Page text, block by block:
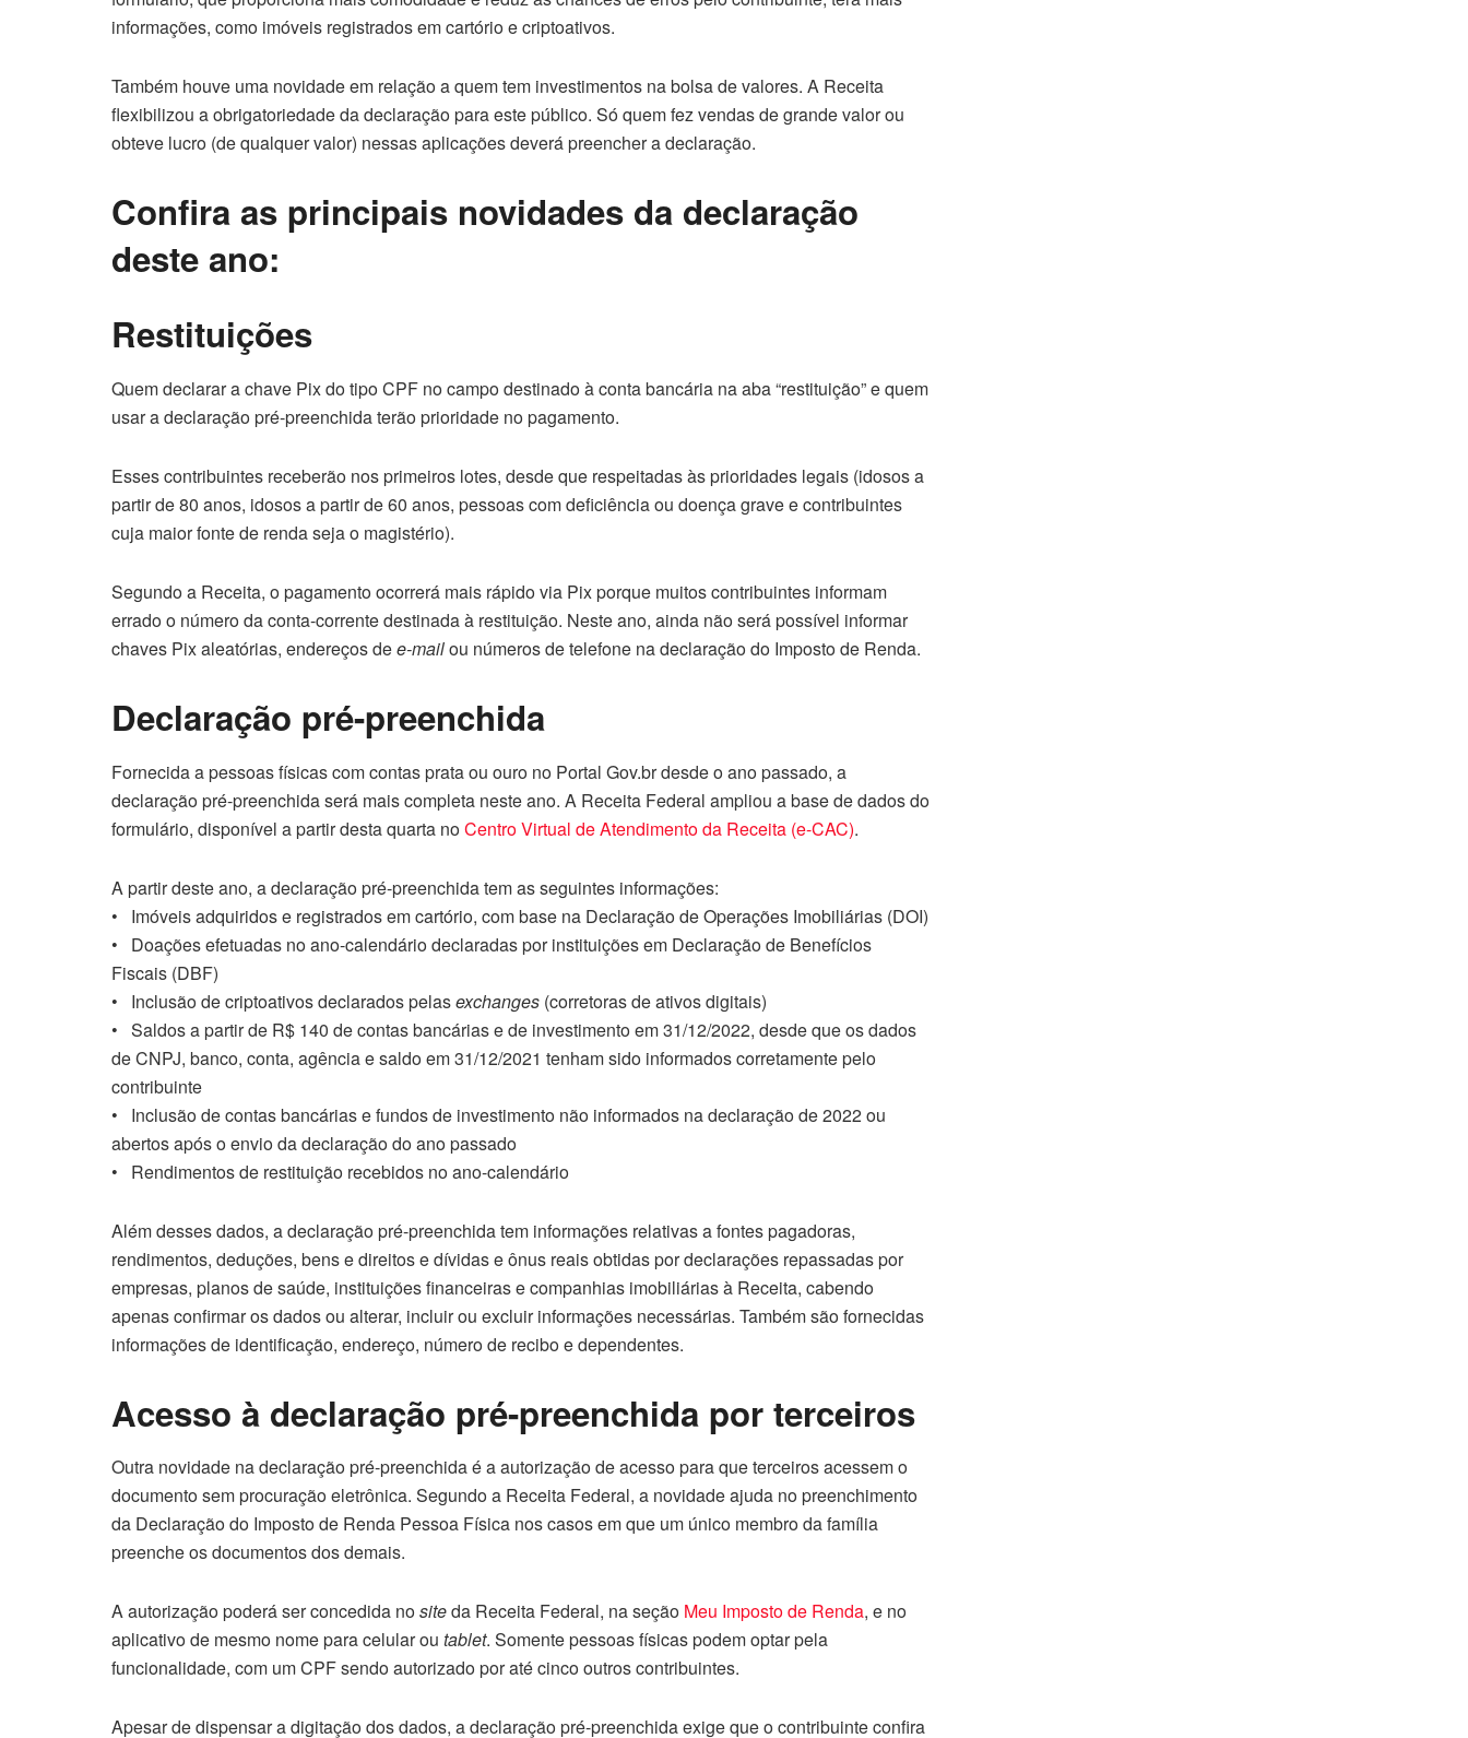
informações, como imóveis registrados em cartório e criptoativos.
Também houve uma novidade em relação a quem tem investimentos na bolsa de valores. A Receita
flexibilizou a obrigatoriedade da declaração para este público. Só quem fez vendas de grande valor ou
obteve lucro (de qualquer valor) nessas aplicações deverá preencher a declaração.
Confira as principais novidades da declaração
deste ano:
Restituições
Quem declarar a chave Pix do tipo CPF no campo destinado à conta bancária na aba “restituição” e quem
usar a declaração pré-preenchida terão prioridade no pagamento.
Esses contribuintes receberão nos primeiros lotes, desde que respeitadas às prioridades legais (idosos a
partir de 80 anos, idosos a partir de 60 anos, pessoas com deficiência ou doença grave e contribuintes
cuja maior fonte de renda seja o magistério).
Segundo a Receita, o pagamento ocorrerá mais rápido via Pix porque muitos contribuintes informam
errado o número da conta-corrente destinada à restituição. Neste ano, ainda não será possível informar
chaves Pix aleatórias, endereços dee-mailou números de telefone na declaração do Imposto de Renda.
Declaração pré-preenchida
Fornecida a pessoas físicas com contas prata ou ouro no Portal Gov.br desde o ano passado, a
declaração pré-preenchida será mais completa neste ano. A Receita Federal ampliou a base de dados do
formulário, disponível a partir desta quarta noCentro Virtual de Atendimento da Receita (e-CAC).
A partir deste ano, a declaração pré-preenchida tem as seguintes informações:
• Imóveis adquiridos e registrados em cartório, com base na Declaração de Operações Imobiliárias (DOI)
• Doações efetuadas no ano-calendário declaradas por instituições em Declaração de Benefícios
Fiscais (DBF)
• Inclusão de criptoativos declarados pelasexchanges (corretoras de ativos digitais)
• Saldos a partir de R$ 140 de contas bancárias e de investimento em 31/12/2022, desde que os dados
de CNPJ, banco, conta, agência e saldo em 31/12/2021 tenham sido informados corretamente pelo
contribuinte
• Inclusão de contas bancárias e fundos de investimento não informados na declaração de 2022 ou
abertos após o envio da declaração do ano passado
• Rendimentos de restituição recebidos no ano-calendário
Além desses dados, a declaração pré-preenchida tem informações relativas a fontes pagadoras,
rendimentos, deduções, bens e direitos e dívidas e ônus reais obtidas por declarações repassadas por
empresas, planos de saúde, instituições financeiras e companhias imobiliárias à Receita, cabendo
apenas confirmar os dados ou alterar, incluir ou excluir informações necessárias. Também são fornecidas
informações de identificação, endereço, número de recibo e dependentes.
Acesso à declaração pré-preenchida por terceiros
Outra novidade na declaração pré-preenchida é a autorização de acesso para que terceiros acessem o
documento sem procuração eletrônica. Segundo a Receita Federal, a novidade ajuda no preenchimento
da Declaração do Imposto de Renda Pessoa Física nos casos em que um único membro da família
preenche os documentos dos demais.
A autorização poderá ser concedida nositeda Receita Federal, na seção Meu Imposto de Renda, e no
aplicativo de mesmo nome para celular ou tablet. Somente pessoas físicas podem optar pela
funcionalidade, com um CPF sendo autorizado por até cinco outros contribuintes.
Apesar de dispensar a digitação dos dados, a declaração pré-preenchida exige que o contribuinte confira